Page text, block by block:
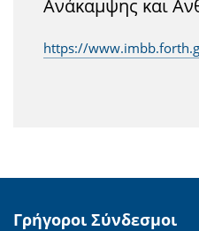
Ανάκαμψης και
https://
Γρήγοροι Σύνδεσμοι